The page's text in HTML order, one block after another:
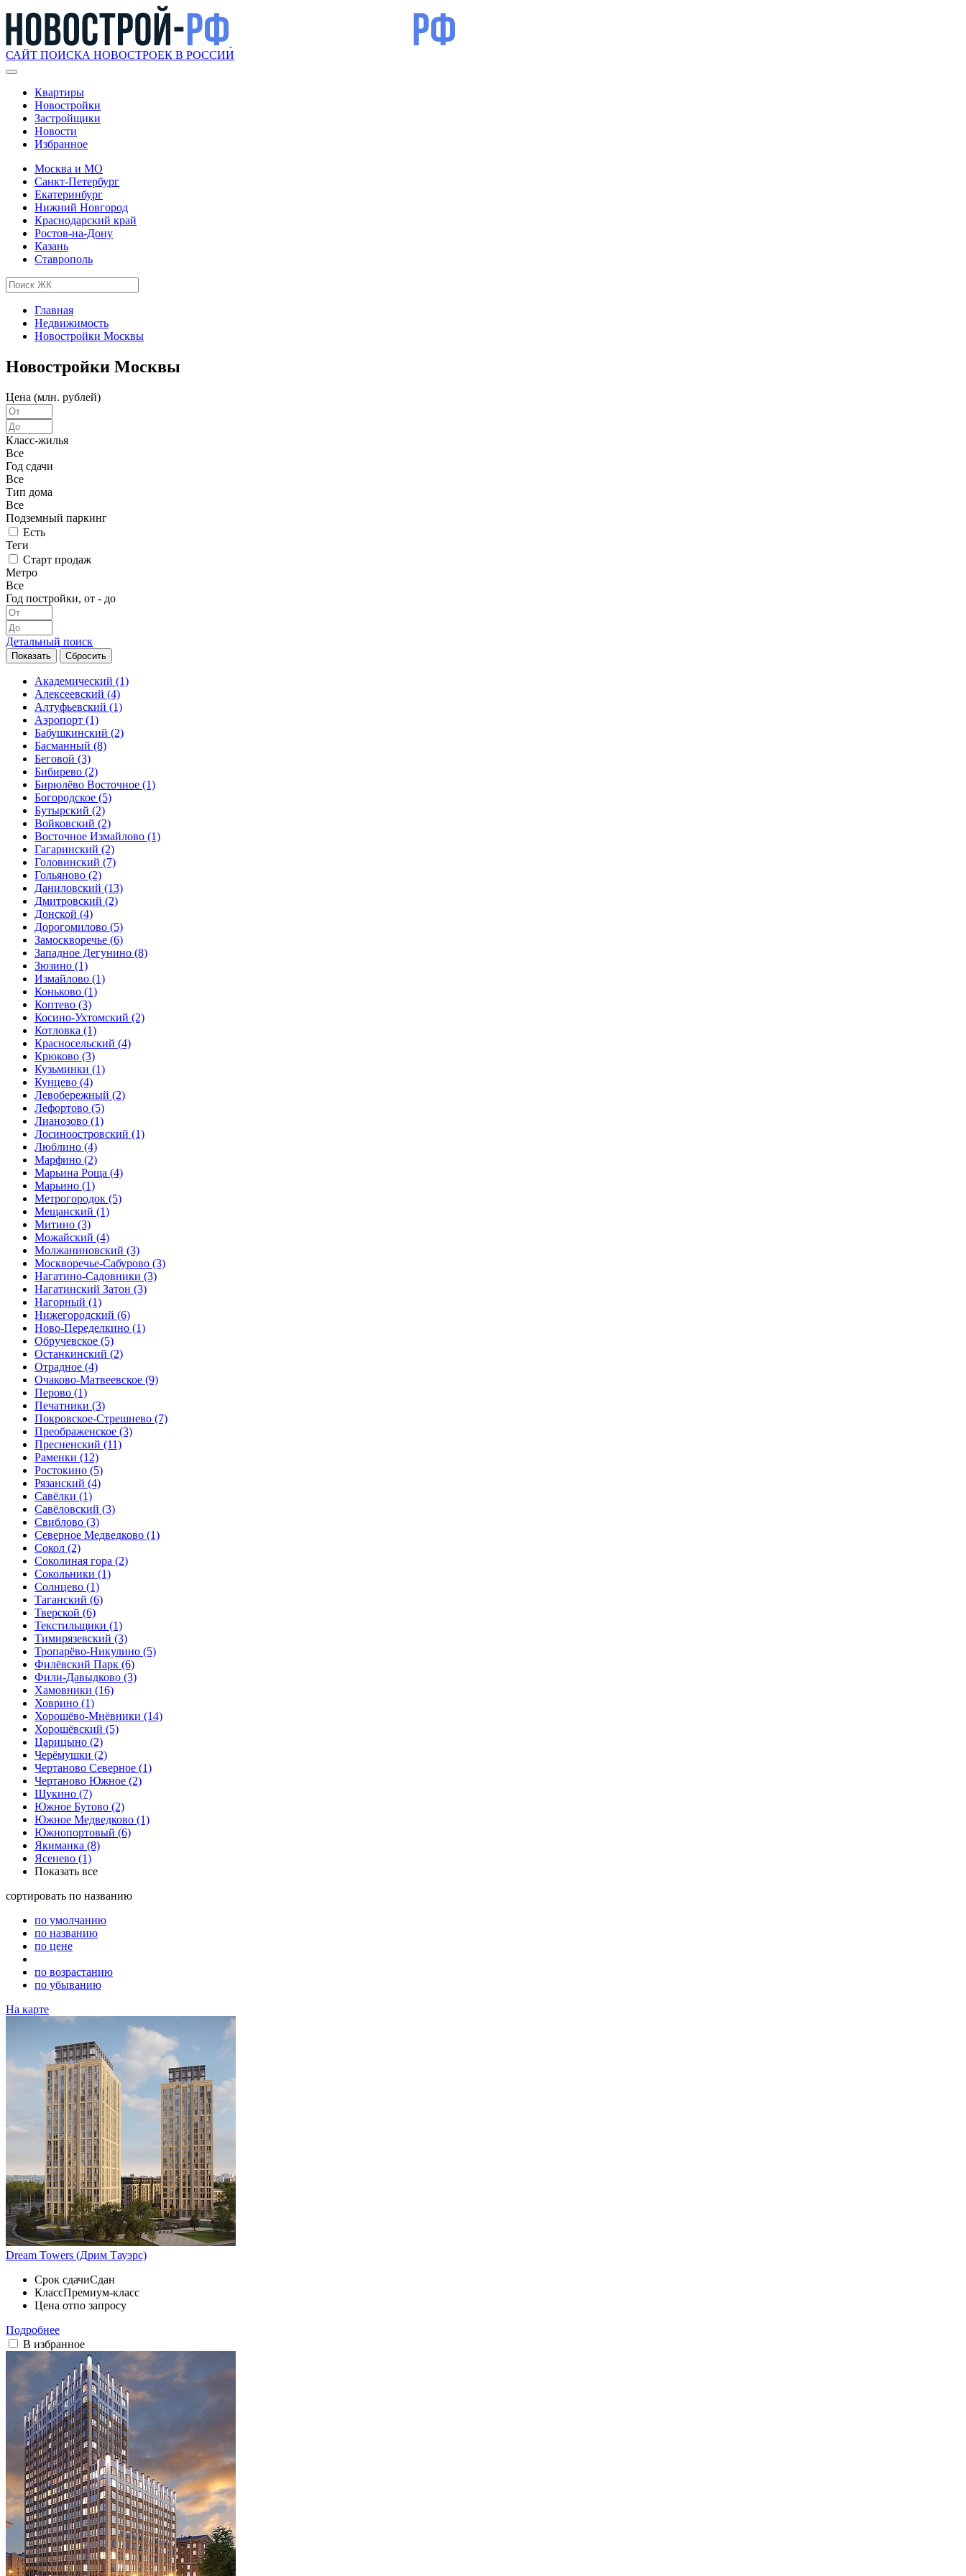
САЙТ ПОИСКА НОВОСТРОЕК В РОССИИ
Квартиры
Новостройки
Застройщики
Новости
Избранное
Москва и МО
Санкт-Петербург
Екатеринбург
Нижний Новгород
Краснодарский край
Ростов-на-Дону
Казань
Ставрополь
Главная
Недвижимость
Новостройки Москвы
Новостройки Москвы
Цена (млн. рублей)
Класс-жилья
Все
Год сдачи
Все
Тип дома
Все
Подземный паркинг
Есть
Теги
Старт продаж
Метро
Все
Год постройки, от - до
Детальный поиск
Академический (1)
Алексеевский (4)
Алтуфьевский (1)
Аэропорт (1)
Бабушкинский (2)
Басманный (8)
Беговой (3)
Бибирево (2)
Бирюлёво Восточное (1)
Богородское (5)
Бутырский (2)
Войковский (2)
Восточное Измайлово (1)
Гагаринский (2)
Головинский (7)
Гольяново (2)
Даниловский (13)
Дмитровский (2)
Донской (4)
Дорогомилово (5)
Замоскворечье (6)
Западное Дегунино (8)
Зюзино (1)
Измайлово (1)
Коньково (1)
Коптево (3)
Косино-Ухтомский (2)
Котловка (1)
Красносельский (4)
Крюково (3)
Кузьминки (1)
Кунцево (4)
Левобережный (2)
Лефортово (5)
Лианозово (1)
Лосиноостровский (1)
Люблино (4)
Марфино (2)
Марьина Роща (4)
Марьино (1)
Метрогородок (5)
Мещанский (1)
Митино (3)
Можайский (4)
Молжаниновский (3)
Москворечье-Сабурово (3)
Нагатино-Садовники (3)
Нагатинский Затон (3)
Нагорный (1)
Нижегородский (6)
Ново-Переделкино (1)
Обручевское (5)
Останкинский (2)
Отрадное (4)
Очаково-Матвеевское (9)
Перово (1)
Печатники (3)
Покровское-Стрешнево (7)
Преображенское (3)
Пресненский (11)
Раменки (12)
Ростокино (5)
Рязанский (4)
Савёлки (1)
Савёловский (3)
Свиблово (3)
Северное Медведково (1)
Сокол (2)
Соколиная гора (2)
Сокольники (1)
Солнцево (1)
Таганский (6)
Тверской (6)
Текстильщики (1)
Тимирязевский (3)
Тропарёво-Никулино (5)
Филёвский Парк (6)
Фили-Давыдково (3)
Хамовники (16)
Ховрино (1)
Хорошёво-Мнёвники (14)
Хорошёвский (5)
Царицыно (2)
Черёмушки (2)
Чертаново Северное (1)
Чертаново Южное (2)
Щукино (7)
Южное Бутово (2)
Южное Медведково (1)
Южнопортовый (6)
Якиманка (8)
Ясенево (1)
Показать все
сортировать по названию
по умолчанию
по названию
по цене
по возрастанию
по убыванию
На карте
Dream Towers (Дрим Тауэрс)
Срок сдачиСдан
КлассПремиум-класс
Цена отпо запросу
Подробнее
В избранное